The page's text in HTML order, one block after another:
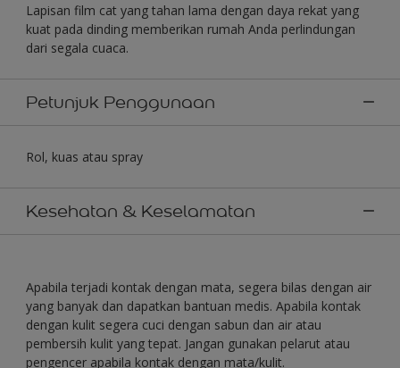
Lapisan film cat yang tahan lama dengan daya rekat yang
kuat pada dinding memberikan rumah Anda perlindungan
dari segala cuaca.
Petunjuk Penggunaan
Rol, kuas atau spray
Kesehatan & Keselamatan
Apabila terjadi kontak dengan mata, segera bilas dengan air
yang banyak dan dapatkan bantuan medis. Apabila kontak
dengan kulit segera cuci dengan sabun dan air atau
pembersih kulit yang tepat. Jangan gunakan pelarut atau
pengencer apabila kontak dengan mata/kulit.